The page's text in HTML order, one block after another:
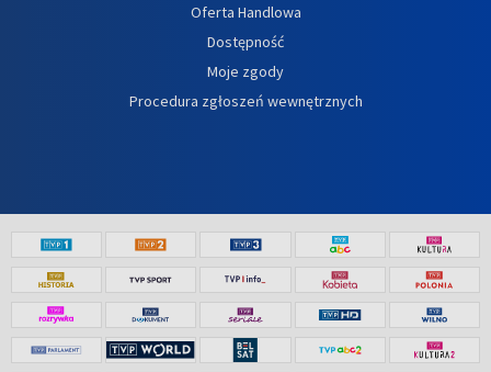
Oferta Handlowa
Dostępność
Moje zgody
Procedura zgłoszeń wewnętrznych